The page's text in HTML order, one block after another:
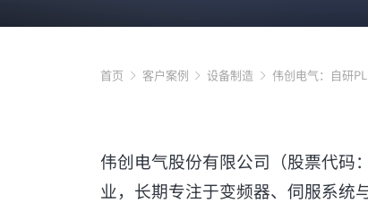
首页 客户案例 设备制造 伟创电气：自研
伟创电气股份有限公司 （股票代
业，长期专注于变频器、伺服系统